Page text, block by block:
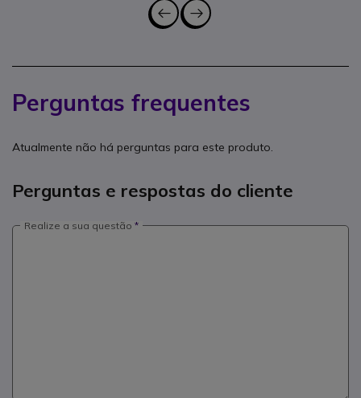
Perguntas frequentes
Atualmente não há perguntas para este produto.
Perguntas e respostas do cliente
Realize a sua questão